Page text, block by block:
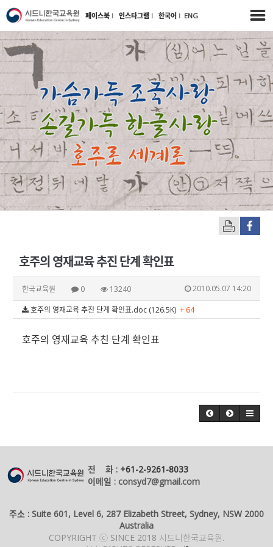
페이스북 l 인스타그램 l 한국어 l ENG
호주의 영재교육 추진 단계 확인표
한국교육원 0 13240 2010.05.07 14:20
호주의 영재교육 추진 단계 확인표.doc (126.5K) + 64
호주의 영재교육 추친 단계 확인표
전 화 : +61-2-9261-8033
이메일 : consyd7@gmail.com
주소 : Suite 601, Level 6, 287 Elizabeth Street, Sydney, NSW 2000
Australia
COPYRIGHT ⓒ SINCE 2018 시드니한국교육원.